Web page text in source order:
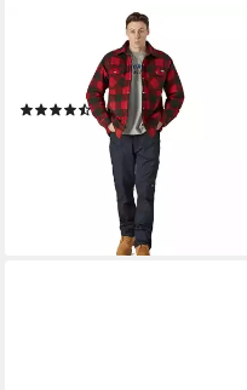
Thermohemd Portland
(38)
ab 49,95 € UVP69,00 €
lieferbar - in 4-5 Werktagen bei dir